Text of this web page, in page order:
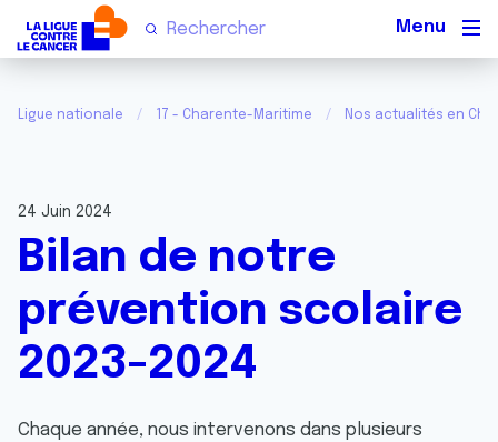
Ligue nationale 17 - Charente-Maritime Nos actualités en
24 Juin 2024
Bilan de notre
prévention scolaire
2023-2024
Chaque année, nous intervenons dans plusieurs